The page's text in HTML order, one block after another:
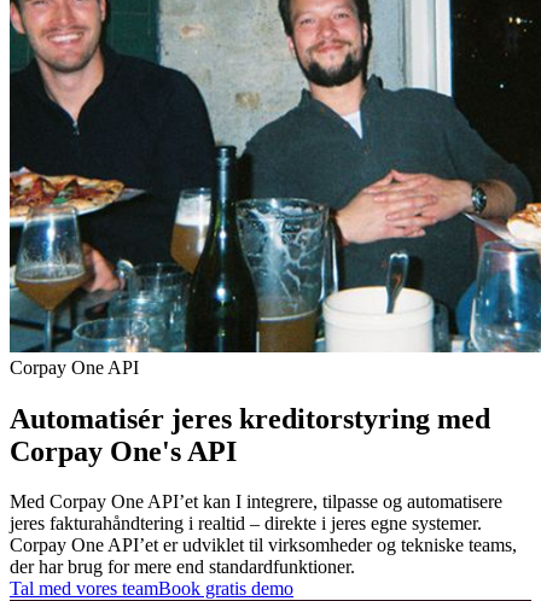
Corpay One API
Automatisér jeres kreditorstyring med
Corpay One's API
Med Corpay One API’et kan I integrere, tilpasse og automatisere
jeres fakturahåndtering i realtid – direkte i jeres egne systemer.
Corpay One API’et er udviklet til virksomheder og tekniske teams,
der har brug for mere end standardfunktioner.
Tal med vores teamBook gratis demo